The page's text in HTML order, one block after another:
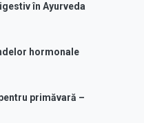
în Ayurveda
hormonale
primăvară –